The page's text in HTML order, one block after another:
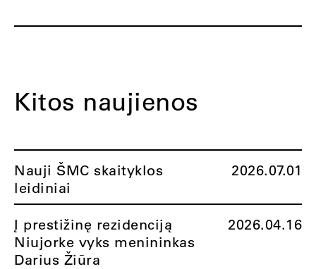
Kitos naujienos
Nauji ŠMC skaityklos
leidiniai
2026.07.01
Į prestižinę rezidenciją
Niujorke vyks menininkas
Darius Žiūra
2026.04.16